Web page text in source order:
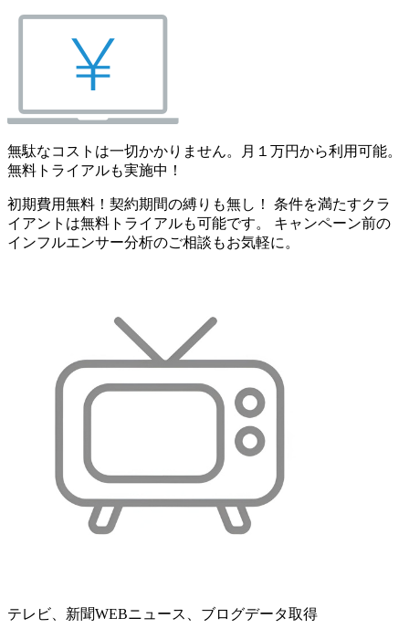
無駄なコストは一切かかりません。月１万円から利用可能。
無料トライアルも実施中！
初期費用無料！契約期間の縛りも無し！ 条件を満たすクラ
イアントは無料トライアルも可能です。 キャンペーン前の
インフルエンサー分析のご相談もお気軽に。
テレビ、新聞WEBニュース、ブログデータ取得